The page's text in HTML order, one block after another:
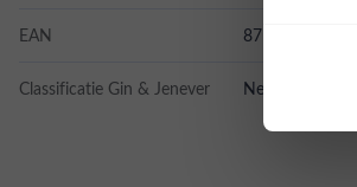
EAN 8718868273024
Classificatie Gin & Jenever New Western